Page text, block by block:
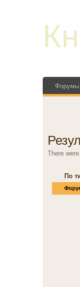
Форумы
There
По